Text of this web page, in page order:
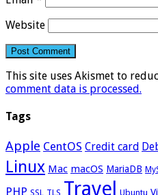
Website
This site uses Akismet to
comment data is processed.
Tags
Apple CentOS Credit card
Linux Mac macOS MariaDB
PHP SSL TLS Travel Ubuntu